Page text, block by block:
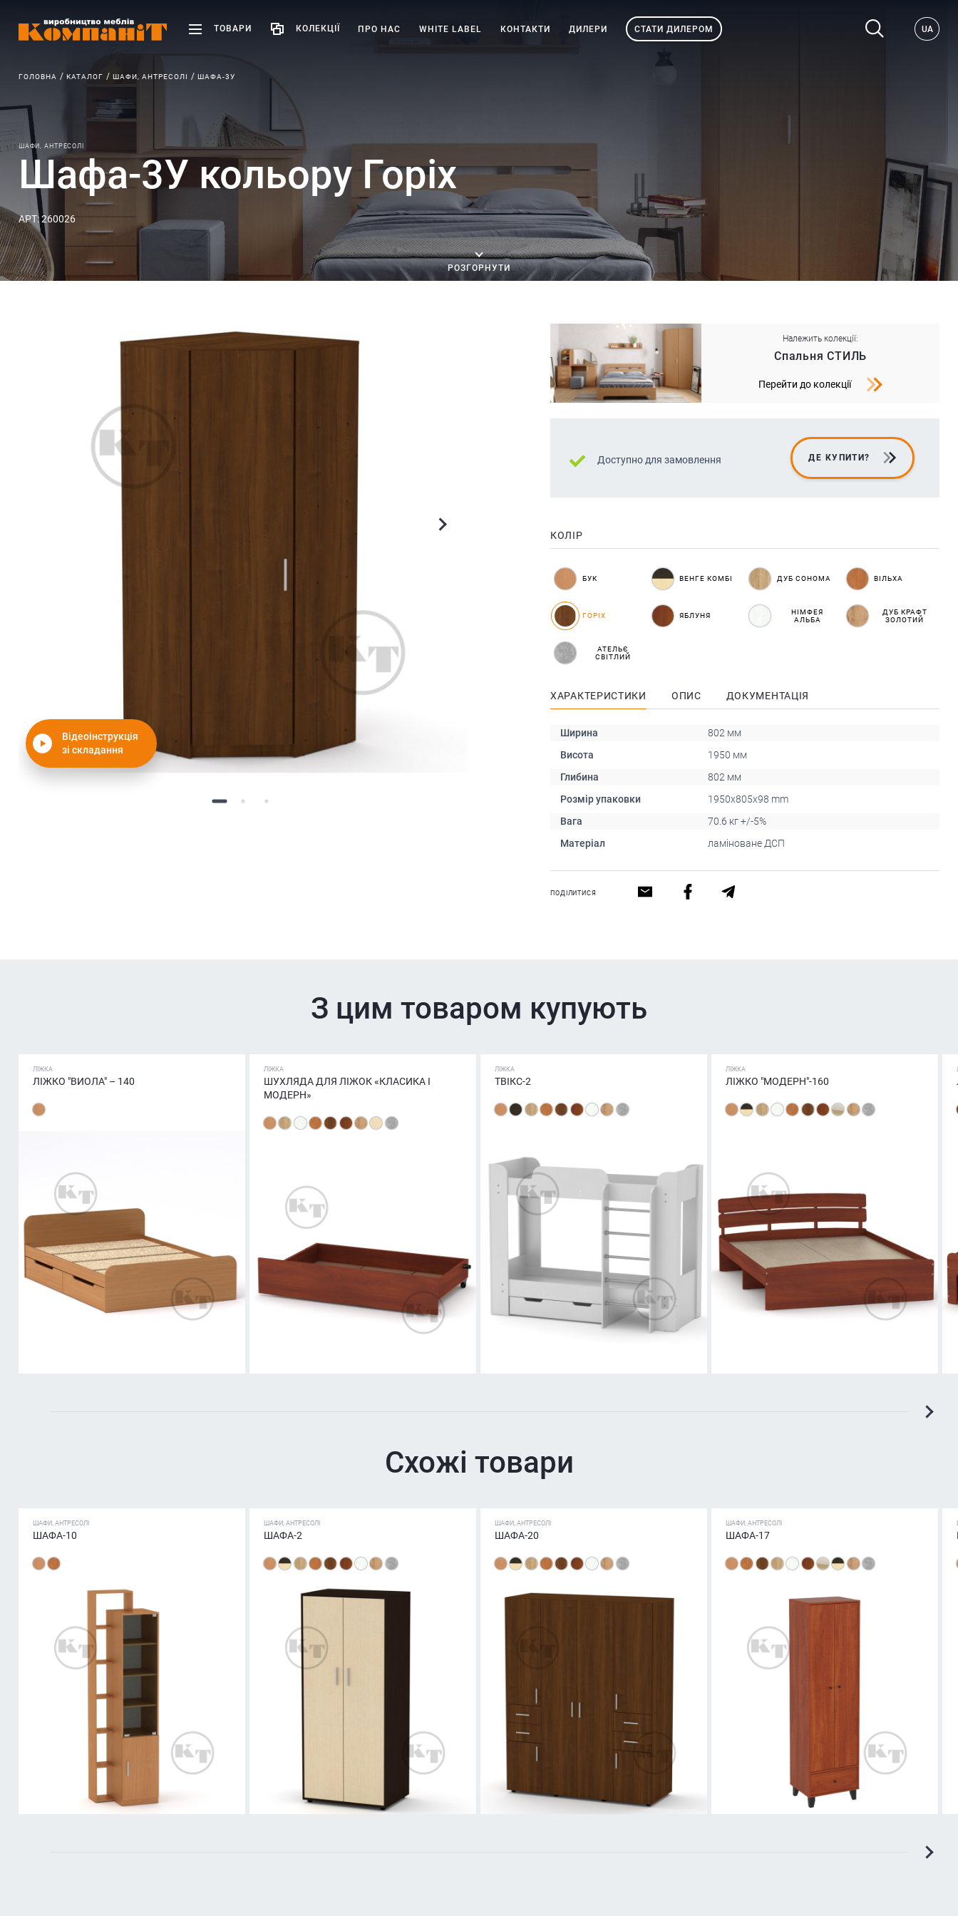
ТОВАРИ КОЛЕКЦІЇ ПРО НАС WHITE LABEL КОНТАКТИ ДИЛЕРИ СТАТИ ДИЛЕРОМ UA
ГОЛОВНА КАТАЛОГ ШАФИ, АНТРЕСОЛІ ШАФА-3У
ШАФИ, АНТРЕСОЛІ
Шафа-3У кольору Горіх
АРТ: 260026
РОЗГОРНУТИ
Відеоінструкція
зі складання
Належить колекції:
Спальня СТИЛЬ
Перейти до колекції
Доступно для замовлення ДЕ КУПИТИ?
КОЛІР
БУК ВЕНГЕ КОМБІ ДУБ СОНОМА ВІЛЬХА
ГОРІХ ЯБЛУНЯ
НІМФЕЯ
АЛЬБА
ДУБ КРАФТ
ЗОЛОТИЙ
АТЕЛЬЄ
СВІТЛИЙ
ХАРАКТЕРИСТИКИ ОПИС ДОКУМЕНТАЦІЯ
Ширина
802 мм
Висота
1950 мм
Глибина
802 мм
Розмір упаковки
1950x805x98 mm
Вага
70.6 кг +/-5%
Матеріал
ламіноване ДСП
ПОДІЛИТИСЯ
З цим товаром купують
ЛІЖКА
ЛІЖКО "ВИОЛА" – 140
ЛІЖКА
ШУХЛЯДА ДЛЯ ЛІЖОК «КЛАСИКА І
МОДЕРН»
ЛІЖКА
ТВІКС-2
ЛІЖКА
ЛІЖКО "МОДЕРН"-160
Схожі товари
ШАФИ, АНТРЕСОЛІ
ШАФА-10
ШАФИ, АНТРЕСОЛІ
ШАФА-2
ШАФИ, АНТРЕСОЛІ
ШАФА-20
ШАФИ, АНТРЕСОЛІ
ШАФА-17